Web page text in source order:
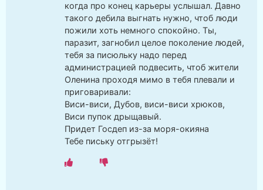
когда про конец карьеры услышал. Давно
такого дебила выгнать нужно, чтоб люди
пожили хоть немного спокойно. Ты,
паразит, загнобил целое поколение людей,
тебя за писюльку надо перед
администрацией подвесить, чтоб жители
Оленина проходя мимо в тебя плевали и
приговаривали:
Виси-виси, Дубов, виси-виси хрюков,
Виси пупок дрыщавый.
Придет Госдеп из-за моря-окияна
Тебе письку отгрызёт!